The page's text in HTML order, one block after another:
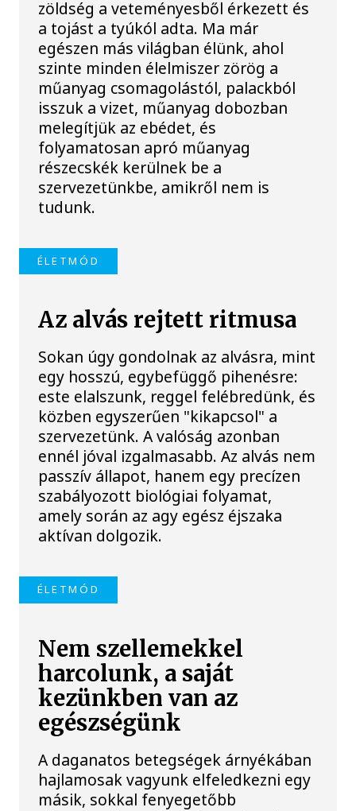
zöldség a veteményesből érkezett és
a tojást a tyúkól adta. Ma már
egészen más világban élünk, ahol
szinte minden élelmiszer zörög a
műanyag csomagolástól, palackból
isszuk a vizet, műanyag dobozban
melegítjük az ebédet, és
folyamatosan apró műanyag
részecskék kerülnek be a
szervezetünkbe, amikről nem is
tudunk.
ÉLETMÓD
Az alvás rejtett ritmusa
Sokan úgy gondolnak az alvásra, mint
egy hosszú, egybefüggő pihenésre:
este elalszunk, reggel felébredünk, és
közben egyszerűen "kikapcsol" a
szervezetünk. A valóság azonban
ennél jóval izgalmasabb. Az alvás nem
passzív állapot, hanem egy precízen
szabályozott biológiai folyamat,
amely során az agy egész éjszaka
aktívan dolgozik.
ÉLETMÓD
Nem szellemekkel
harcolunk, a saját
kezünkben van az
egészségünk
A daganatos betegségek árnyékában
hajlamosak vagyunk elfeledkezni egy
másik, sokkal fenyegetőbb